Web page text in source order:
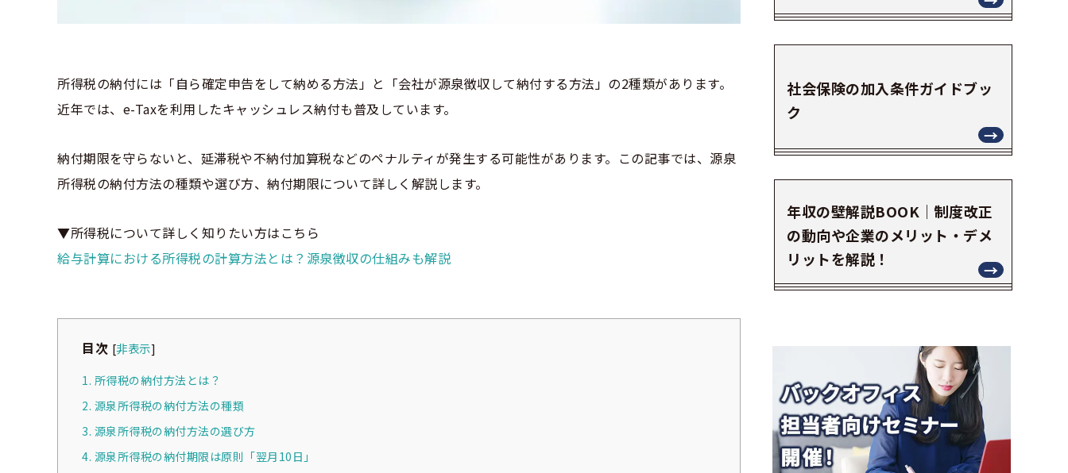
所得税の納付には「自ら確定申告をして納める方法」と「会社が源泉徴収して納付する方法」の2種類があります。
近年では、e-Taxを利用したキャッシュレス納付も普及しています。
納付期限を守らないと、延滞税や不納付加算税などのペナルティが発生する可能性があります。この記事では、源泉
所得税の納付方法の種類や選び方、納付期限について詳しく解説します。
▼所得税について詳しく知りたい方はこちら
給与計算における所得税の計算方法とは？源泉徴収の仕組みも解説
目次 [非表示]
1. 所得税の納付方法とは？
2. 源泉所得税の納付方法の種類
3. 源泉所得税の納付方法の選び方
4. 源泉所得税の納付期限は原則「翌月10日」
社会保険の加入条件ガイドブッ
ク
年収の壁解説BOOK｜制度改正
の動向や企業のメリット・デメ
リットを解説！